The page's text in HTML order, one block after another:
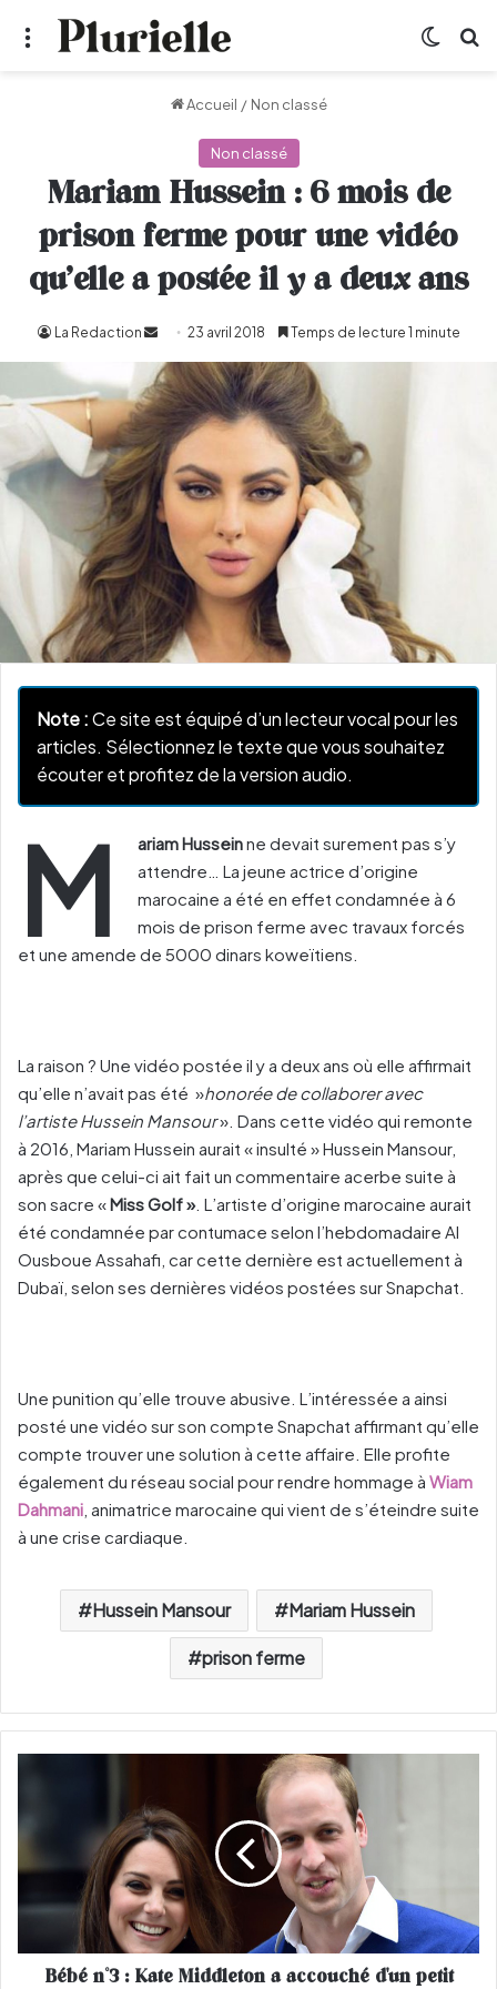
Menu
Accueil / Non classé
Non classé
Mariam Hussein : 6 mois de
prison ferme pour une vidéo
qu’elle a postée il y a deux ans
La Redaction
Envoyer
un
courriel
23 avril 2018 Temps de lecture 1 minute
Note :Ce site est équipé d’un lecteur vocal pour les
articles. Sélectionnez le texte que vous souhaitez
écouter et profitez de la version audio.
M ariam Husseinne devait surement pas ​s’y
attendre… La jeune actrice d’origine
marocaine a été ​en effet ​condamnée à 6
mois de prison ferme avec travaux forcés
et une amende de 5000 dinars koweïtiens.
La raison ? Une vidéo postée il y a deux ans où elle affirmait
qu’elle n’avait pas été ​ »​honoré​e​ de collaborer avec
l’artiste Hussein Mansour​ »​. Dans cette vidéo qui remont​e​
à 2016, Mariam Hussein aurait « insulté » Hussein Mansour,
après que celui-ci ait fait un commentaire acerbe suite à
son sacre «Miss Golf ».​ ​L’artiste d’origine marocaine aurait
été condamnée par contumace selon l’hebdomadaire Al
Ousboue Assahafi, car cette dernière est actuellement à
Dubaï, selon ses dernières vidéos postées sur Snapchat.
Une punition qu’elle trouve abusive.​ ​L​’intéressée ​a ainsi
posté une vidéo sur son compte Snapchat affirmant qu’elle
compte trouver une solution à cette affaire.​ ​Elle profite​
également​ du réseau social pour rendre ​hommage ​à Wiam
Dahman​i , animatrice marocaine qui vient de s’éteindre suite
à une crise cardiaque.
Hussein Mansour Mariam Hussein
prison ferme
3
K
Bébé n°3 : Kate Middleton a accouché d'un petit